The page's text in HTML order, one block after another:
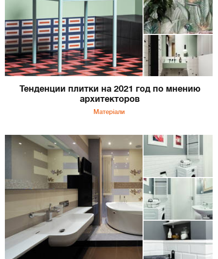
Тенденции плитки на 2021 год по мнению
архитекторов
Матеріали